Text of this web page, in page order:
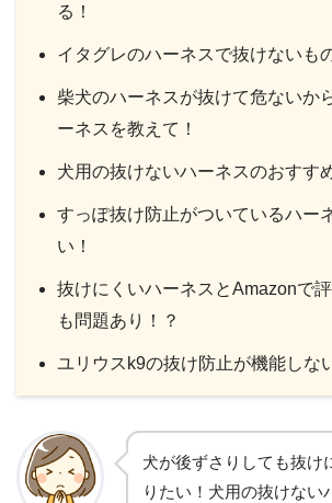
る！
イタグレのハーネスで抜けないも
柴犬のハーネスが抜けて危ないか
ーネスを教えて！
犬用の抜けないハーネスのおすす
すっぽ抜け防止がついているハー
い！
抜けにくいハーネスとAmazonで
も問題あり！？
ユリウスk9の抜け防止が機能しな
犬が後ずさりしても抜け
りたい！犬用の抜けない